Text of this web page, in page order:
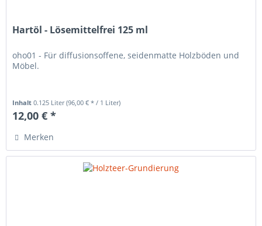
Hartöl - Lösemittelfrei 125 ml
oho01 - Für diffusionsoffene, seidenmatte Holzböden und
Möbel.
Inhalt0.125 Liter(96,00 € * / 1 Liter)
12,00 € *
Merken